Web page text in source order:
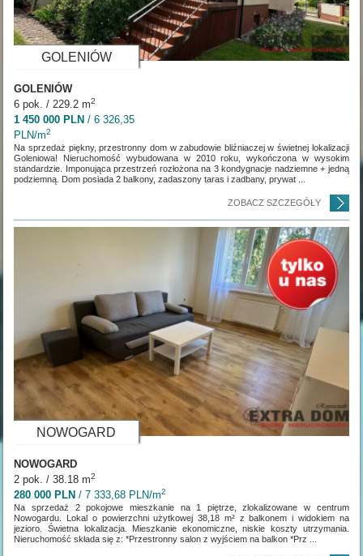
GOLENIÓW
GOLENIÓW
6 pok. / 229.2 m2
1 450 000 PLN / 6 326,35
PLN/m2
Na sprzedaż piękny, przestronny dom w zabudowie bliźniaczej w świetnej lokalizacji
Goleniowa! Nieruchomość wybudowana w 2010 roku, wykończona w wysokim
standardzie. Imponująca przestrzeń rozłożona na 3 kondygnacje nadziemne + jedną
podziemną. Dom posiada 2 balkony, zadaszony taras i zadbany, prywat ...
ZOBACZ SZCZEGÓŁY
NOWOGARD
NOWOGARD
2 pok. / 38.18 m2
280 000 PLN / 7 333,68 PLN/m2
Na sprzedaż 2 pokojowe mieszkanie na 1 piętrze, zlokalizowane w centrum
Nowogardu. Lokal o powierzchni użytkowej 38,18 m² z balkonem i widokiem na
jezioro. Świetna lokalizacja. Mieszkanie ekonomiczne, niskie koszty utrzymania.
Nieruchomość składa się z: *Przestronny salon z wyjściem na balkon *Prz ...